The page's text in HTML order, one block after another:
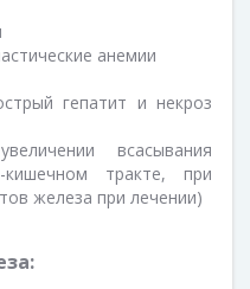
анемии
гепатит и некроз
всасывания
тракте, при
железа при лечении)